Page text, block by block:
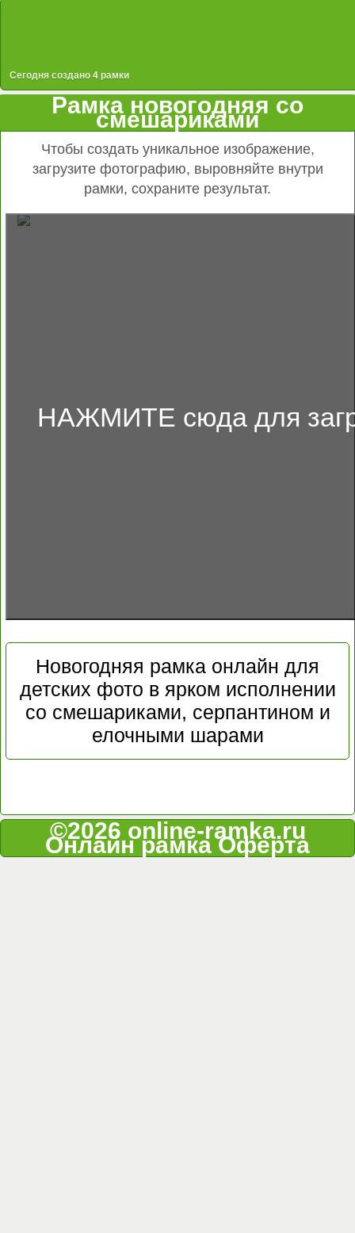
Сегодня создано 4 рамки
Рамка новогодняя со
смешариками
Чтобы создать уникальное изображение,
загрузите фотографию, выровняйте внутри
рамки, сохраните результат.
НАЖМИТЕ сюда для
Новогодняя рамка онлайн для
детских фото в ярком исполнении
со смешариками, серпантином и
елочными шарами
©2026 online-ramka.ru
Онлайн рамкаОферта